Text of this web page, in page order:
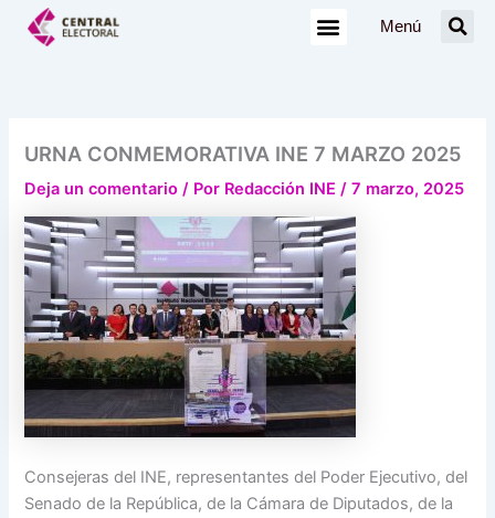
Menú
URNA CONMEMORATIVA INE 7 MARZO 2025
Deja un comentario / Por Redacción INE/7 marzo, 2025
Consejeras del INE, representantes del Poder Ejecutivo, del
Senado de la República, de la Cámara de Diputados, de la